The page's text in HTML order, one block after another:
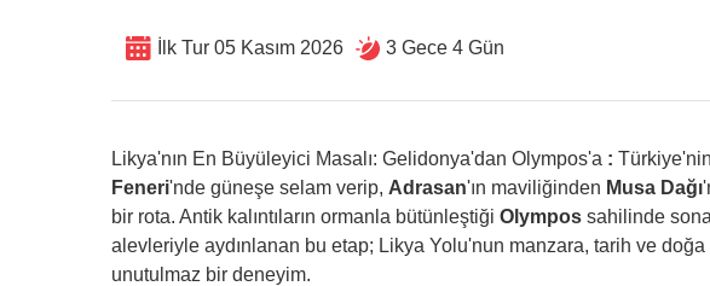
İlk Tur 05 Kasım 2026 3 Gece 4 Gün
Likya'nın En Büyüleyici Masalı: Gelidonya'dan Olympos'a :
Feneri'nde güneşe selam verip, Adrasan'ın maviliğinden Musa Dağı
bir rota. Antik kalıntıların ormanla bütünleştiği Olympos sahilinde
alevleriyle aydınlanan bu etap; Likya Yolu'nun manzara, tarih ve doğa
unutulmaz bir deneyim.